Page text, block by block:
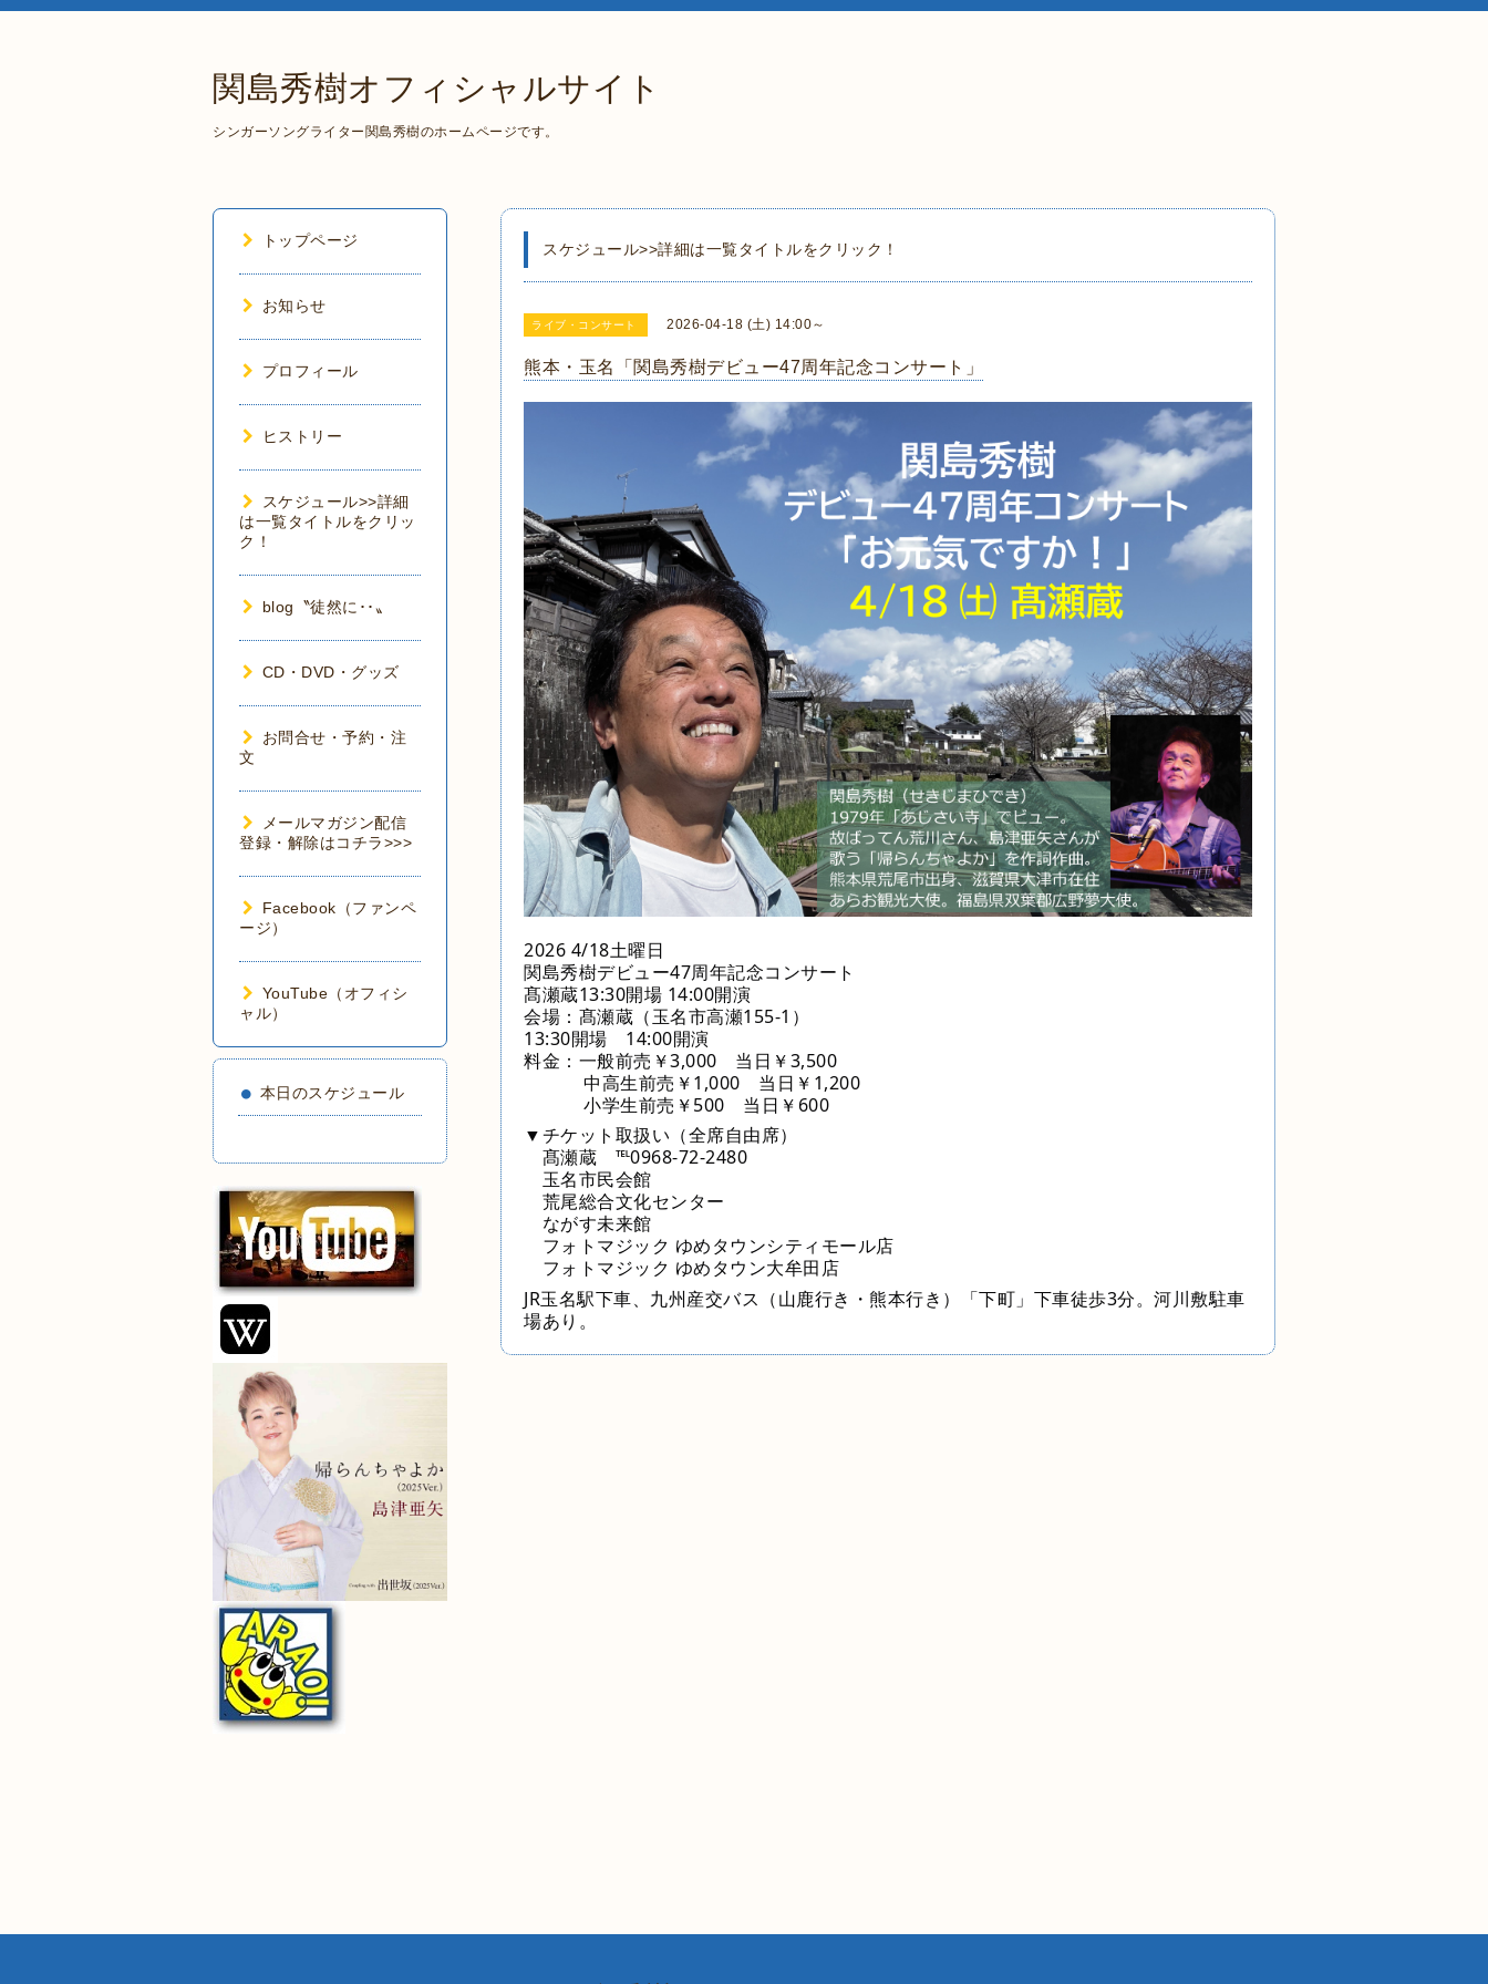
関島秀樹オフィシャルサイト
シンガーソングライター関島秀樹のホームページです。
スケジュール>>詳細は一覧タイトルをクリック！
ライブ・コンサート 2026-04-18 (土) 14:00～
熊本・玉名「関島秀樹デビュー47周年記念コンサート」
2026 4/18土曜日
関島秀樹デビュー47周年記念コンサート
髙瀬蔵13:30開場 14:00開演
会場：髙瀬蔵（玉名市高瀬155-1）
13:30開場 14:00開演
料金：一般前売￥3,000 当日￥3,500
中高生前売￥1,000 当日￥1,200
小学生前売￥500 当日￥600
▼チケット取扱い（全席自由席）
髙瀬蔵 ℡0968-72-2480
玉名市民会館
荒尾総合文化センター
ながす未来館
フォトマジック ゆめタウンシティモール店
フォトマジック ゆめタウン大牟田店
JR玉名駅下車、九州産交バス（山鹿行き・熊本行き）「下町」下車徒歩3分。河川敷駐車
場あり。
トップページ
お知らせ
プロフィール
ヒストリー
スケジュール>>詳細
は一覧タイトルをクリッ
ク！
blog〝徒然に･･〟
CD・DVD・グッズ
お問合せ・予約・注
文
メールマガジン配信
登録・解除はコチラ>>>
Facebook（ファンペ
ージ）
YouTube（オフィシ
ャル）
本日のスケジュール